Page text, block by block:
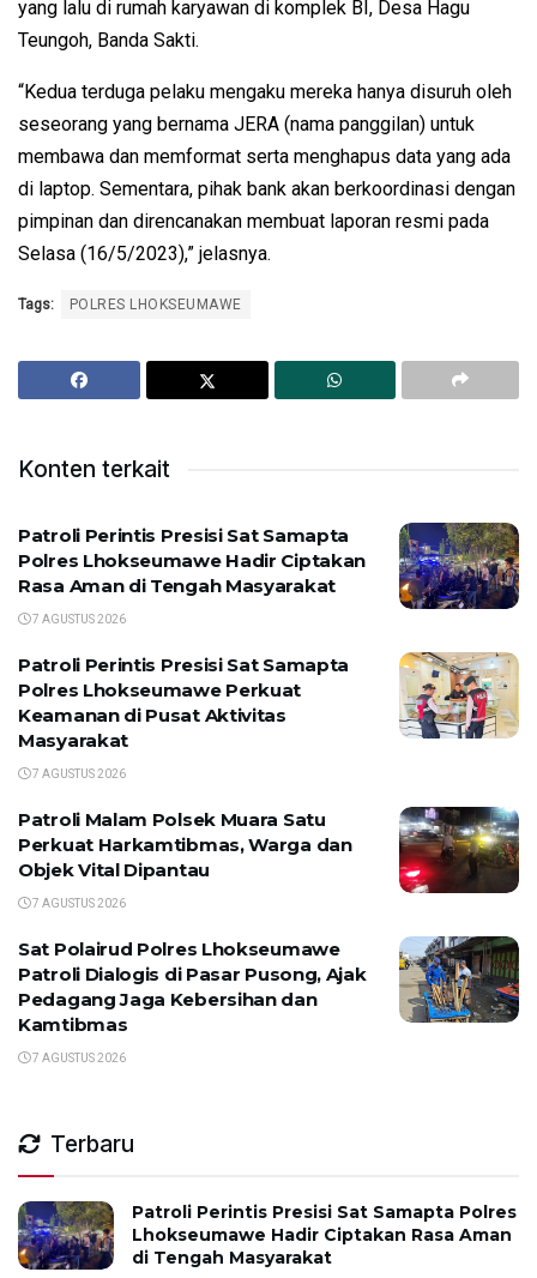
yang lalu di rumah karyawan di komplek BI, Desa Hagu
Teungoh, Banda Sakti.
“Kedua terduga pelaku mengaku mereka hanya disuruh oleh
seseorang yang bernama JERA (nama panggilan) untuk
membawa dan memformat serta menghapus data yang ada
di laptop. Sementara, pihak bank akan berkoordinasi dengan
pimpinan dan direncanakan membuat laporan resmi pada
Selasa (16/5/2023),” jelasnya.
Tags: POLRES LHOKSEUMAWE
Konten terkait
Patroli Perintis Presisi Sat Samapta
Polres Lhokseumawe Hadir Ciptakan
Rasa Aman di Tengah Masyarakat
7 AGUSTUS 2026
Patroli Perintis Presisi Sat Samapta
Polres Lhokseumawe Perkuat
Keamanan di Pusat Aktivitas
Masyarakat
7 AGUSTUS 2026
Patroli Malam Polsek Muara Satu
Perkuat Harkamtibmas, Warga dan
Objek Vital Dipantau
7 AGUSTUS 2026
Sat Polairud Polres Lhokseumawe
Patroli Dialogis di Pasar Pusong, Ajak
Pedagang Jaga Kebersihan dan
Kamtibmas
7 AGUSTUS 2026
Terbaru
Patroli Perintis Presisi Sat Samapta Polres
Lhokseumawe Hadir Ciptakan Rasa Aman
di Tengah Masyarakat